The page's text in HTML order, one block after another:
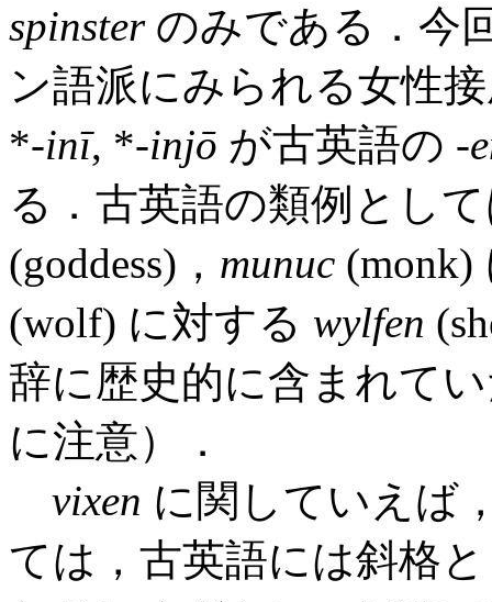
spinsterのみである．今
ン語派にみられる女性
*-inī, *-injō が古英語の -
る．古英語の類例とし
(goddess)， munuc
(wolf) に対する wylfen
辞に歴史的に含まれて
に注意）．
vixen に関していえば
ては，古英語には斜格